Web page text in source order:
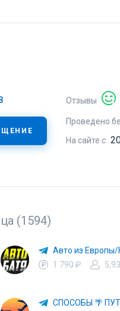
Отзывы
Проведено
На сайте с
(1594)
1 790 ₽